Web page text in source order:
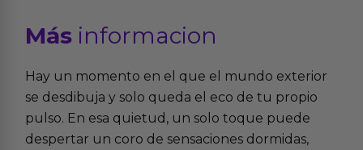
Más informacion
Hay un momento en el que el mundo exterior
se desdibuja y solo queda el eco de tu propio
pulso. En esa quietud, un solo toque puede
despertar un coro de sensaciones dormidas,